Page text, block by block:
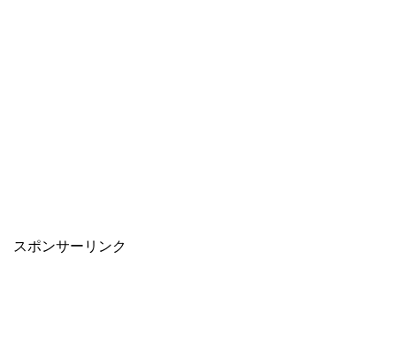
スポンサーリンク